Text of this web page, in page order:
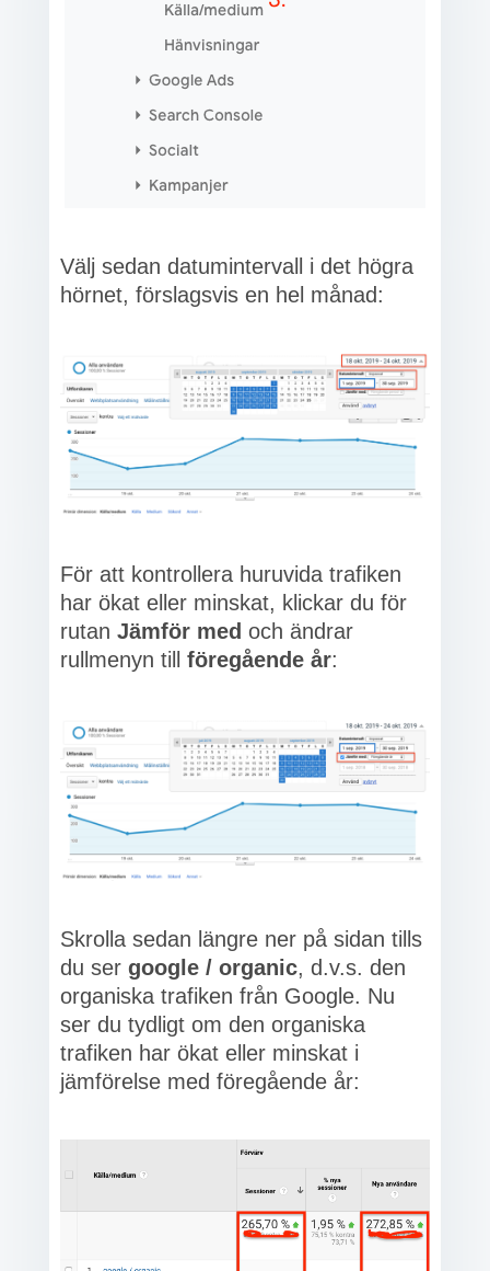
Välj sedan datumintervall i det högra
hörnet, förslagsvis en hel månad:
För att kontrollera huruvida trafiken
har ökat eller minskat, klickar du för
rutan Jämför med och ändrar
rullmenyn till föregående år:
Skrolla sedan längre ner på sidan tills
du ser google / organic, d.v.s. den
organiska trafiken från Google. Nu
ser du tydligt om den organiska
trafiken har ökat eller minskat i
jämförelse med föregående år: